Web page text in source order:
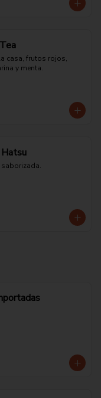
casa, frutos rojos,
y menta.
saborizada.